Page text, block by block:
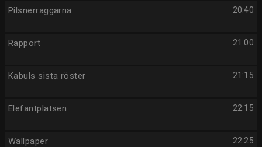
20:40
Pilsnerraggarna
21:00
Rapport
21:15
Kabuls sista röster
22:15
Elefantplatsen
22:25
Wallpaper